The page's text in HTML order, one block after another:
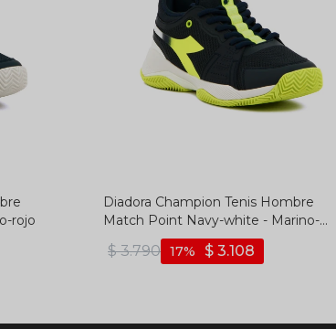
rojo
Diadora Champion Tenis Hombre
Match Point Navy-white - Marino-
$ 3.790 $ 3.108
17